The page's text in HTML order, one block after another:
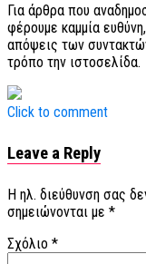
Για άρθρα που
φέρουμε καμμία
απόψεις των
τρόπο την ιστοσελίδα.
Click to comment
Leave a Reply
Η ηλ. διεύθυνση σας
σημειώνονται με *
Σχόλιο *